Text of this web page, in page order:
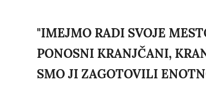
"IMEJMO RADI SVOJE
PONOSNI KRANJČANI,
SMO JI ZAGOTOVILI